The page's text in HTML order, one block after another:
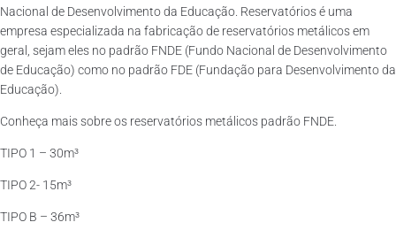
Nacional de Desenvolvimento da Educação. Reservatórios é uma
empresa especializada na fabricação de reservatórios metálicos em
geral, sejam eles no padrão FNDE (Fundo Nacional de Desenvolvimento
de Educação) como no padrão FDE (Fundação para Desenvolvimento da
Educação).
Conheça mais sobre os reservatórios metálicos padrão FNDE.
TIPO 1 – 30m³
TIPO 2- 15m³
TIPO B – 36m³